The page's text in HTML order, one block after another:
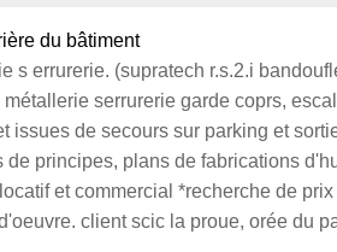
du bâtiment
s errurerie. (supratech r.s.2.i
serrurerie garde coprs,
issues de secours sur parking et
de principes, plans de fabrications
et commercial *recherche de
client scic la proue, orée du